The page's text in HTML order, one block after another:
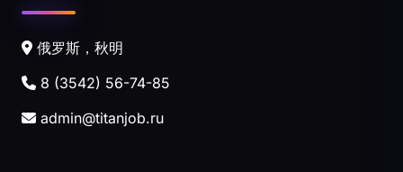
俄罗斯，秋明
8 (3542) 56-74-85
admin@titanjob.ru